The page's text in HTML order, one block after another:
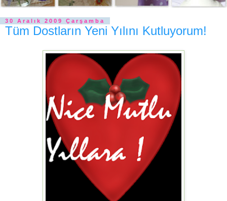
30 Aralık 2009 Çarşamba
Tüm Dostların Yeni Yılını Kutluyorum!